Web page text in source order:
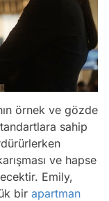
örnek ve gözde
sahip
ve hapse
Emily,
bir apartman